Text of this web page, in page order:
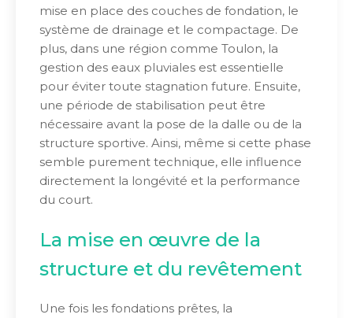
mise en place des couches de fondation, le
système de drainage et le compactage. De
plus, dans une région comme Toulon, la
gestion des eaux pluviales est essentielle
pour éviter toute stagnation future. Ensuite,
une période de stabilisation peut être
nécessaire avant la pose de la dalle ou de la
structure sportive. Ainsi, même si cette phase
semble purement technique, elle influence
directement la longévité et la performance
du court.
La mise en œuvre de la
structure et du revêtement
Une fois les fondations prêtes, la